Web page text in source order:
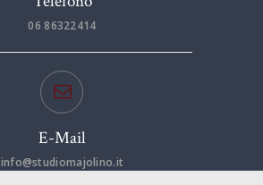
06 86322414
E-Mail
info@studiomajolino.it